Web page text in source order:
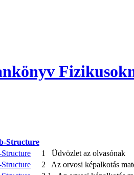
1 Üdvözlet az olvasónak
2 Az orvosi képalkotás